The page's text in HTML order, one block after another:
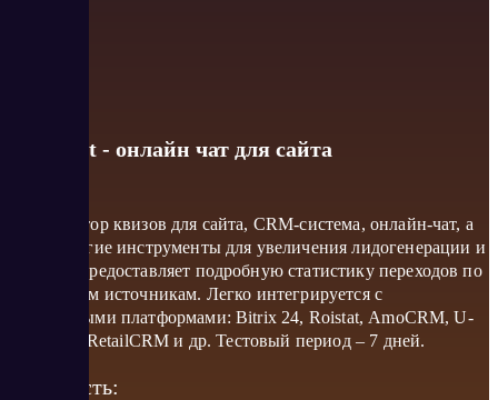
Ognemёt - онлайн чат для сайта
Конструктор квизов для сайта, CRM-система, онлайн-чат, а
также другие инструменты для увеличения лидогенерации и
продаж. Предоставляет подробную статистику переходов по
нескольким источникам. Легко интегрируется с
популярными платформами: Bitrix 24, Roistat, АmoCRM, U-
on Travel, RetailCRM и др. Тестовый период – 7 дней.
Стоимость: